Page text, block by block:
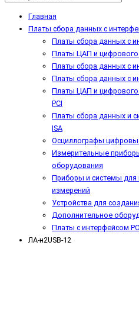
Главная
Платы сбора данных с
Платы сбора данных с
Платы ЦАП и цифрового
Платы сбора данных с
Платы сбора данных с
Платы ЦАП и цифрового
PCI
Платы сбора данных и
ISA
Осциллографы
Измерительные
оборудования
Приборы и системы для
измерений
Устройства для
Дополнительное
Платы с интерфейсом
ЛА-н2USB-12